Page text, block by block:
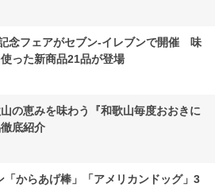
念フェアがセブン-イレブンで開催 味
った新商品21品が登場
の恵みを味わう『和歌山毎度おおきに
底紹介
「からあげ棒」「アメリカンドッグ」3